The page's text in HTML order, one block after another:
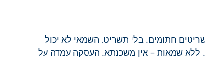
חתומים. בלי תשריט, השמאי לא יכול
ללא שמאות – אין משכנתא. העסקה עמדה על